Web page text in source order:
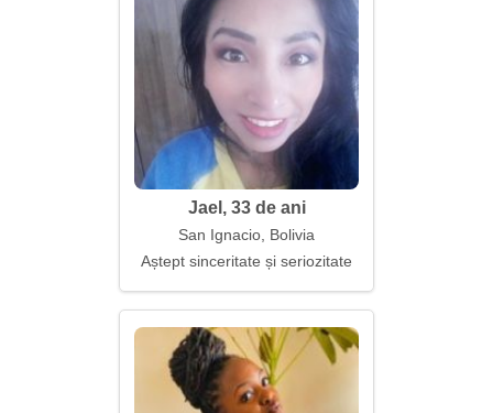
Jael, 33 de ani
San Ignacio, Bolivia
Aștept sinceritate și seriozitate